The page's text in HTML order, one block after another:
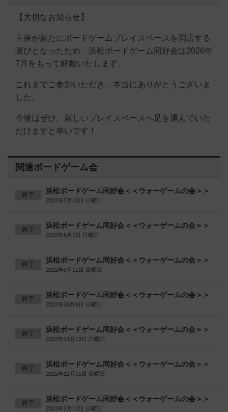
【大切なお知らせ】
主催が新たにボードゲームプレイスペースを開店する
運びとなったため、浜松ボードゲーム同好会は2026年
7月をもって解散いたします。
これまでご参加いただき、本当にありがとうございま
した。
今後はぜひ、新しいプレイスペースへ足を運んでいた
だけますと幸いです！
関連ボードゲーム会
終了 浜松ボードゲーム同好会＜＜ウォーゲームの会＞＞
2022年7月10日 日曜日
終了 浜松ボードゲーム同好会＜＜ウォーゲームの会＞＞
2022年8月7日 日曜日
終了 浜松ボードゲーム同好会＜＜ウォーゲームの会＞＞
2022年9月11日 日曜日
終了 浜松ボードゲーム同好会＜＜ウォーゲームの会＞＞
2022年10月9日 日曜日
終了 浜松ボードゲーム同好会＜＜ウォーゲームの会＞＞
2022年11月13日 日曜日
終了 浜松ボードゲーム同好会＜＜ウォーゲームの会＞＞
2022年12月11日 日曜日
終了 浜松ボードゲーム同好会＜＜ウォーゲームの会＞＞
2023年2月12日 日曜日